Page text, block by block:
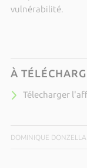
vulnérabilité.
À
Télecharger
DOMINIQUE DONZELLA